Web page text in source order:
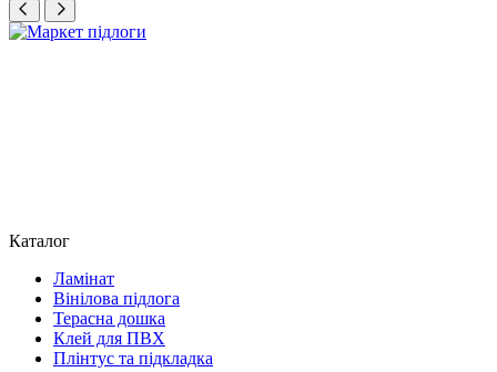
Каталог
Ламінат
Вінілова підлога
Терасна дошка
Клей для ПВХ
Плінтус та підкладка